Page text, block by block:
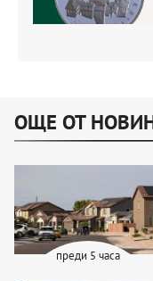
ОЩЕ ОТ
преди 5 часа